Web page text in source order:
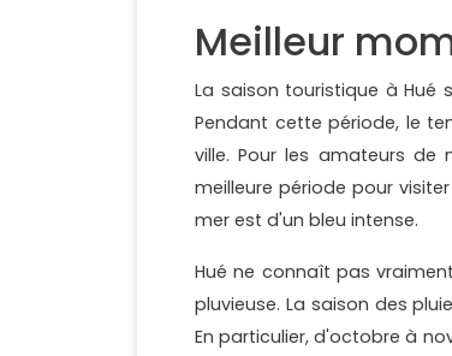
Meilleur
La saison touristique à Hué
Pendant cette période, le
ville. Pour les amateurs
meilleure période pour
mer est d'un bleu intense.
Hué ne connaît pas
pluvieuse. La saison des
En particulier, d'octobre à